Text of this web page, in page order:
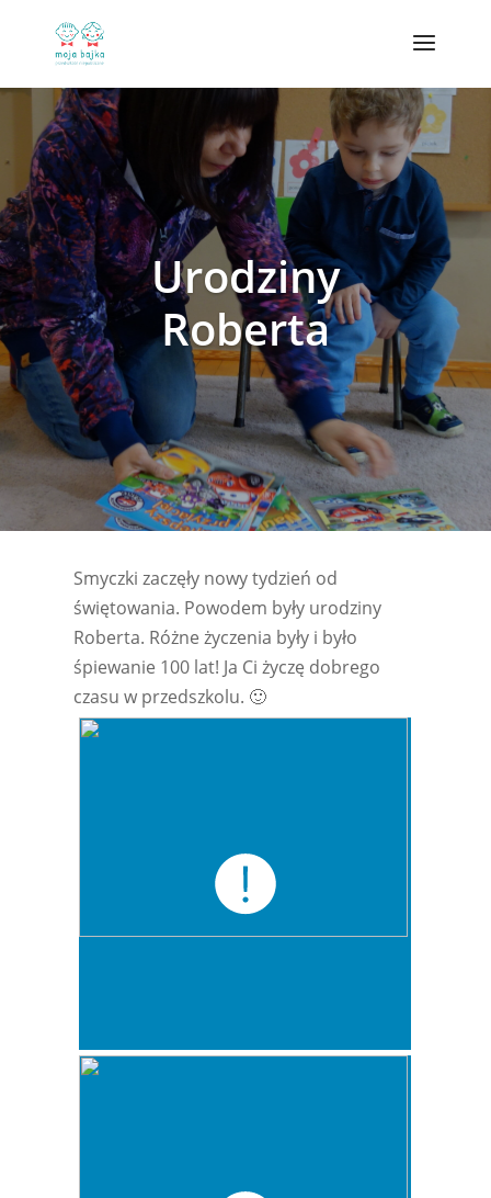
Urodziny
Roberta
Smyczki zaczęły nowy tydzień od
świętowania. Powodem były urodziny
Roberta. Różne życzenia były i było
śpiewanie 100 lat! Ja Ci życzę dobrego
czasu w przedszkolu. 🙂